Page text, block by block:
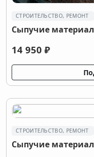
СТРОИТЕЛЬСТВО, РЕМОНТ
Сыпучие
14 950 ₽
СТРОИТЕЛЬСТВО, РЕМОНТ
Сыпучие